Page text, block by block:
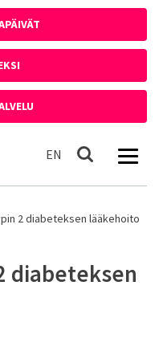
EN In English
Haku
2 diabeteksen lääkehoito
diabeteksen